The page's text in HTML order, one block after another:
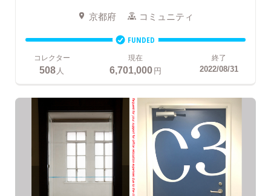
京都府 コミュニティ
FUNDED
コレクター
508人
現在
6,701,000円
終了
2022/08/31